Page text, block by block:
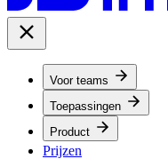
Voor teams
Toepassingen
Product
Prijzen